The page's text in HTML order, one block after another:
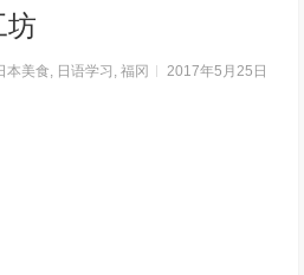
坊
本美食, 日语学习 ,福冈
2017年5月25日